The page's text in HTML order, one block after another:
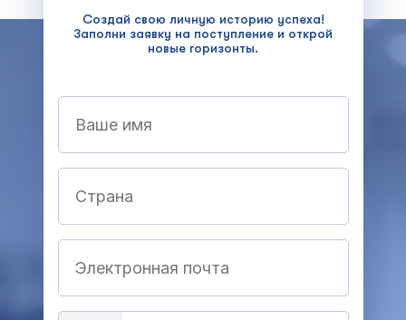
Создай свою личную историю успеха!
Заполни заявку на поступление и открой
новые горизонты.